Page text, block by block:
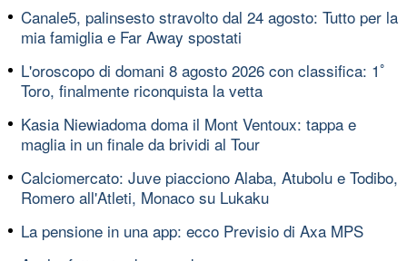
Canale5, palinsesto stravolto dal 24 agosto: Tutto per la
mia famiglia e Far Away spostati
L'oroscopo di domani 8 agosto 2026 con classifica: 1ﾟ
Toro, finalmente riconquista la vetta
Kasia Niewiadoma doma il Mont Ventoux: tappa e
maglia in un finale da brividi al Tour
Calciomercato: Juve piacciono Alaba, Atubolu e Todibo,
Romero all'Atleti, Monaco su Lukaku
La pensione in una app: ecco Previsio di Axa MPS